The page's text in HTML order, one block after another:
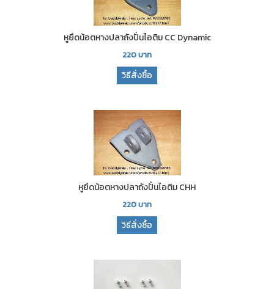
หูยึดน้อตหางปลาถังปั่นไอติม CC Dynamic
220บาท
วิธีสั่งซื้อ
หูยึดน้อตหางปลาถังปั่นไอติม CHH
220บาท
วิธีสั่งซื้อ